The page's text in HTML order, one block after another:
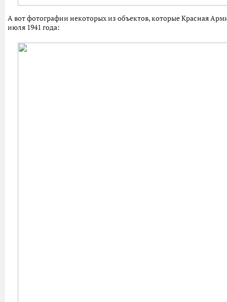
А вот фотографии некоторых из объектов, которые Красная
июля 1941 года: